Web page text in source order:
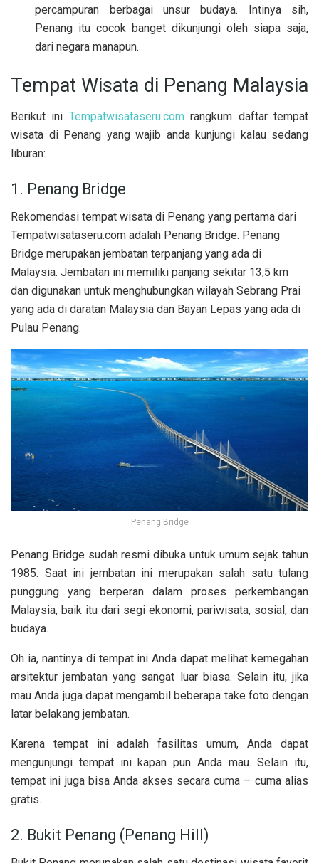
percampuran berbagai unsur budaya. Intinya sih,
Penang itu cocok banget dikunjungi oleh siapa saja,
dari negara manapun.
Tempat Wisata di Penang Malaysia
Berikut ini Tempatwisataseru.com rangkum daftar tempat
wisata di Penang yang wajib anda kunjungi kalau sedang
liburan:
1. Penang Bridge
Rekomendasi tempat wisata di Penang yang pertama dari
Tempatwisataseru.com adalah Penang Bridge. Penang
Bridge merupakan jembatan terpanjang yang ada di
Malaysia. Jembatan ini memiliki panjang sekitar 13,5 km
dan digunakan untuk menghubungkan wilayah Sebrang Prai
yang ada di daratan Malaysia dan Bayan Lepas yang ada di
Pulau Penang.
Penang Bridge
Penang Bridge sudah resmi dibuka untuk umum sejak tahun
1985. Saat ini jembatan ini merupakan salah satu tulang
punggung yang berperan dalam proses perkembangan
Malaysia, baik itu dari segi ekonomi, pariwisata, sosial, dan
budaya.
Oh ia, nantinya di tempat ini Anda dapat melihat kemegahan
arsitektur jembatan yang sangat luar biasa. Selain itu, jika
mau Anda juga dapat mengambil beberapa take foto dengan
latar belakang jembatan.
Karena tempat ini adalah fasilitas umum, Anda dapat
mengunjungi tempat ini kapan pun Anda mau. Selain itu,
tempat ini juga bisa Anda akses secara cuma – cuma alias
gratis.
2. Bukit Penang (Penang Hill)